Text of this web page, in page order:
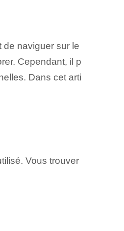
de naviguer sur le
Cependant, il p
⁤Dans cet arti
Vous trouver